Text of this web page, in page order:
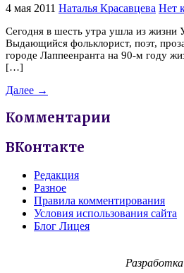
4 мая 2011 Наталья Красавцева Нет
Сегодня в шесть утра ушла из жизни
Выдающийся фольклорист, поэт,
городе Лаппеенранта на 90-м году
[…]
Далее →
Комментарии
ВКонтакте
Редакция
Разное
Правила комментирования
Условия использования сайта
Блог Лицея
Разработка